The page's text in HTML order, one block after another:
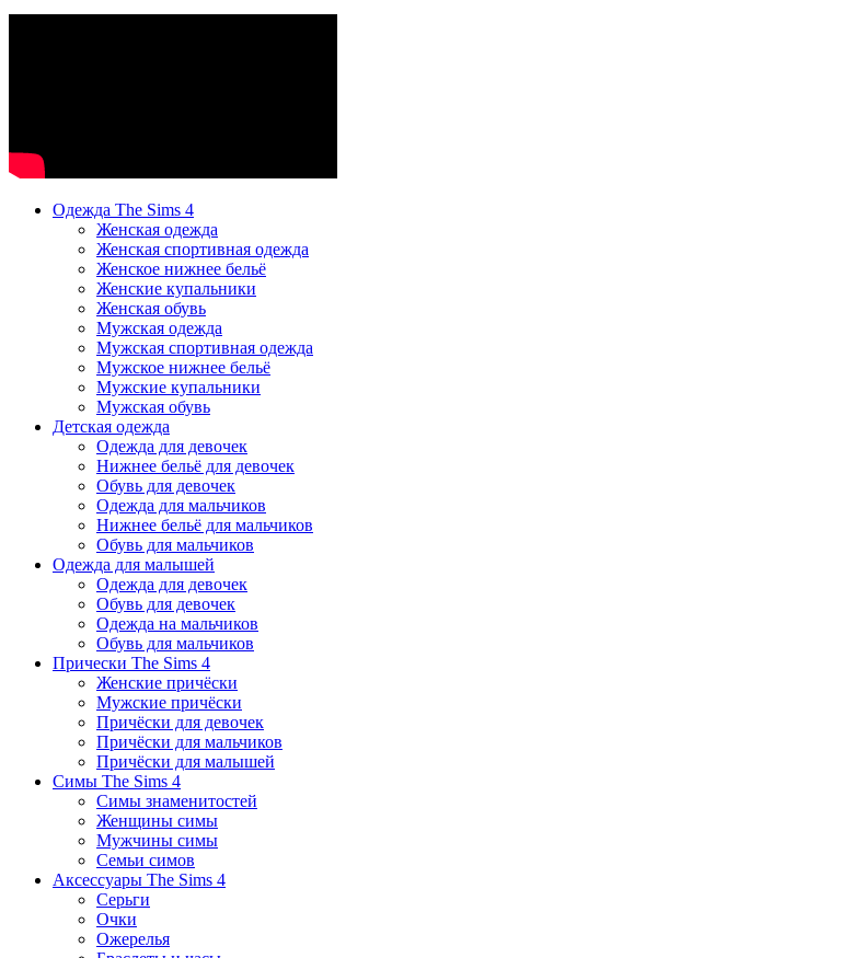
Одежда The Sims 4
Женская одежда
Женская спортивная одежда
Женское нижнее бельё
Женские купальники
Женская обувь
Мужская одежда
Мужская спортивная одежда
Мужское нижнее бельё
Мужские купальники
Мужская обувь
Детская одежда
Одежда для девочек
Нижнее бельё для девочек
Обувь для девочек
Одежда для мальчиков
Нижнее бельё для мальчиков
Обувь для мальчиков
Одежда для малышей
Одежда для девочек
Обувь для девочек
Одежда на мальчиков
Обувь для мальчиков
Прически The Sims 4
Женские причёски
Мужские причёски
Причёски для девочек
Причёски для мальчиков
Причёски для малышей
Симы The Sims 4
Симы знаменитостей
Женщины симы
Мужчины симы
Семьи симов
Аксессуары The Sims 4
Серьги
Очки
Ожерелья